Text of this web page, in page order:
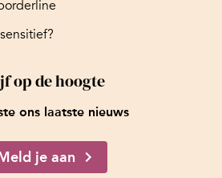
op de hoogte
ons laatste nieuws
je aan